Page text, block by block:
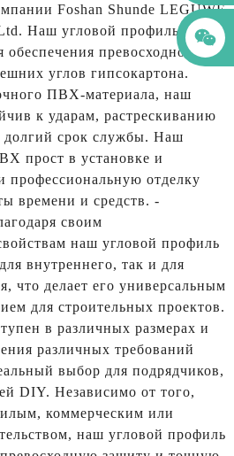
Foshan Shunde LEGUWE
Наш угловой профиль из
превосходной
углов гипсокартона.
ПВХ-материала, наш
к ударам, растрескиванию
долгий срок службы. Наш
прост в установке и
профессиональную отделку
времени и средств. -
своим
наш угловой профиль
внутреннего, так и для
что делает его универсальным
для строительных проектов.
в различных размерах и
различных требований
выбор для подрядчиков,
DIY. Независимо от того,
коммерческим или
наш угловой профиль